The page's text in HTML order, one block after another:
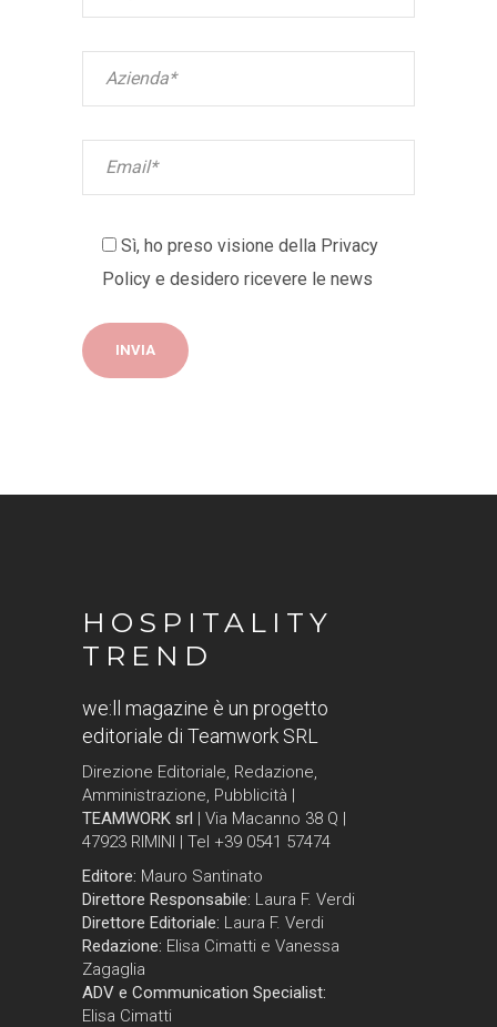
Sì, ho preso visione della Privacy
Policy e desidero ricevere le news
HOSPITALITY
TREND
we:ll magazine è un progetto
editoriale di Teamwork SRL
Direzione Editoriale, Redazione,
Amministrazione, Pubblicità |
TEAMWORK srl | Via Macanno 38 Q |
47923 RIMINI | Tel +39 0541 57474
Editore: Mauro Santinato
Direttore Responsabile: Laura F. Verdi
Direttore Editoriale: Laura F. Verdi
Redazione: Elisa Cimatti e Vanessa
Zagaglia
ADV e Communication Specialist:
Elisa Cimatti